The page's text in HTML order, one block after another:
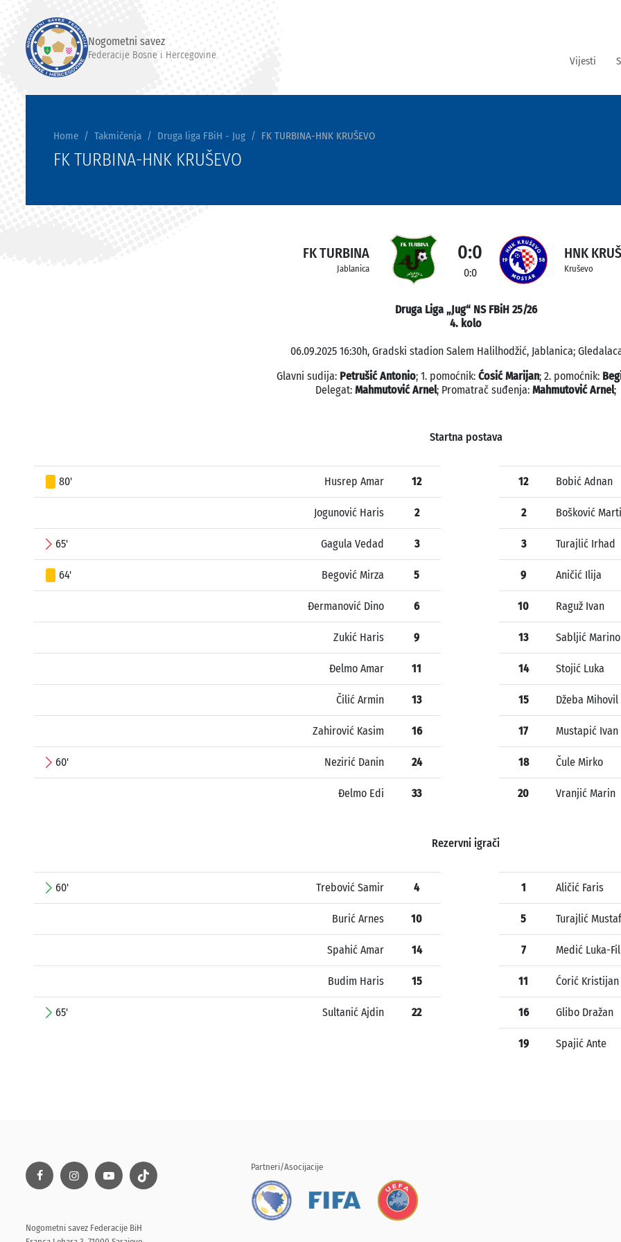
Nogometni savez
Federacije Bosne i Hercegovine Vijesti
Home Takmičenja Druga liga FBiH - Jug FK TURBINA-HNK KRUŠEVO
FK TURBINA-HNK KRUŠEVO
FK TURBINA
Jablanica
0:0
0:0
HNK
Kruševo
Druga Liga „Jug“ NS FBiH 25/26
4. kolo
06.09.2025 16:30h, Gradski stadion Salem Halilhodžić, Jablanica;
Glavni sudija: Petrušić Antonio; 1. pomoćnik: Ćosić Marijan; 2. pomoćnik:
Delegat: Mahmutović Arnel; Promatrač suđenja: Mahmutović Arnel;
Startna postava
80' Husrep Amar 12
Jogunović Haris 2
65' Gagula Vedad 3
64' Begović Mirza 5
Đermanović Dino 6
Zukić Haris 9
Đelmo Amar 11
Čilić Armin 13
Zahirović Kasim 16
60' Nezirić Danin 24
Đelmo Edi 33
12 Bobić Adnan
2 Bošković
3 Turajlić Irhad
9 Aničić Ilija
10 Raguž Ivan
13 Sabljić Marino
14 Stojić Luka
15 Džeba Mihovil
17 Mustapić Ivan
18 Čule Mirko
20 Vranjić Marin
Rezervni igrači
60' Trebović Samir 4
Burić Arnes 10
Spahić Amar 14
Budim Haris 15
65' Sultanić Ajdin 22
1 Aličić Faris
5 Turajlić
7 Medić Luka-
11 Ćorić Kristijan
16 Glibo Dražan
19 Spajić Ante
Nogometni savez Federacije BiH
Partneri/Asocijacije